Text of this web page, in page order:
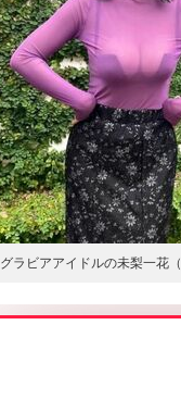
グラビアアイドルの未梨一花